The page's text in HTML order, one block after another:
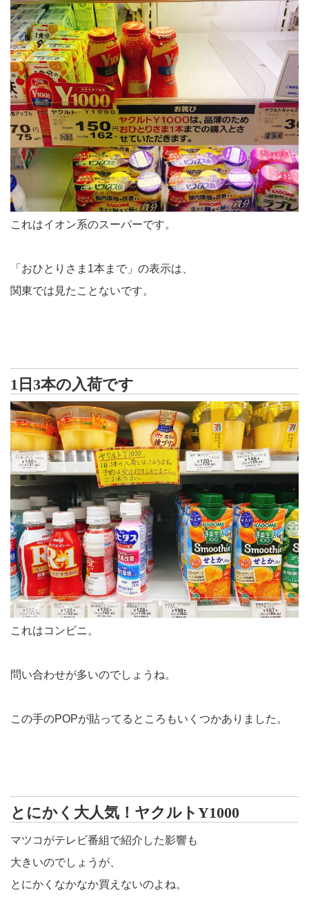
これはイオン系のスーパーです。
「おひとりさま1本まで」の表示は、
関東では見たことないです。
1日3本の入荷です
これはコンビニ。
問い合わせが多いのでしょうね。
この手のPOPが貼ってるところもいくつかありました。
とにかく大人気！ヤクルトY1000
マツコがテレビ番組で紹介した影響も
大きいのでしょうが、
とにかくなかなか買えないのよね。